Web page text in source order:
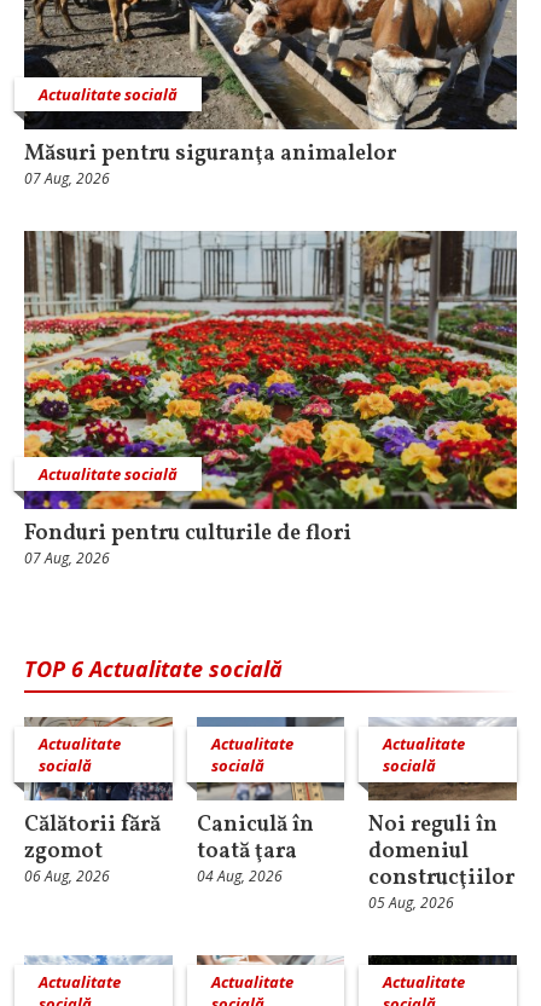
Actualitate socială
Măsuri pentru siguranţa animalelor
07 Aug, 2026
Actualitate socială
Fonduri pentru culturile de flori
07 Aug, 2026
TOP 6 Actualitate socială
Actualitate
socială
Călătorii fără
zgomot
06 Aug, 2026
Actualitate
socială
Caniculă în
toată ţara
04 Aug, 2026
Actualitate
socială
Noi reguli în
domeniul
construcţiilor
05 Aug, 2026
Actualitate
Actualitate
Actualitate